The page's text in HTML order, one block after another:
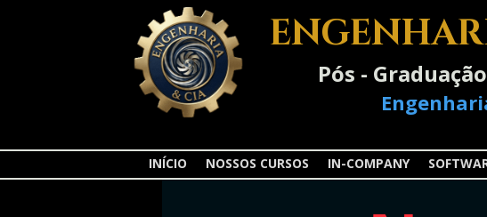
Pós -
INÍCIO NOSSOS CURSOS IN-COMPANY